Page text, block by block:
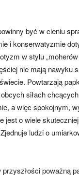
być w cieniu
i konserwatyzmie
w stylu
nie mają nawyku
Powtarzają
siłach
a więc spokojnym,
jest o wiele
ludzi o
poważną